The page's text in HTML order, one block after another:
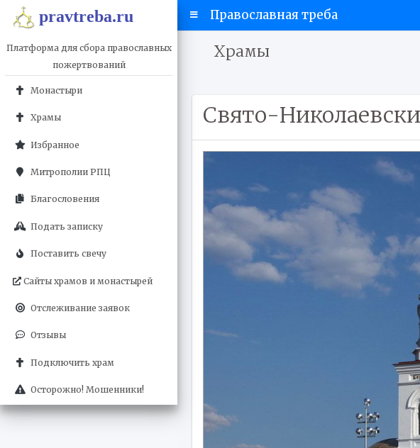
Православная треба
pravtreba.ru
Платформа для сбора православных
пожертвований
Монастыри
Храмы
Избранное
Митрополии РПЦ
Благословения
Подать записку
Поставить свечу
Сайты храмов и монастырей
Отслеживание заявок
Отзывы
Подключить храм
Осторожно! Мошенники!
Храмы
Свято-